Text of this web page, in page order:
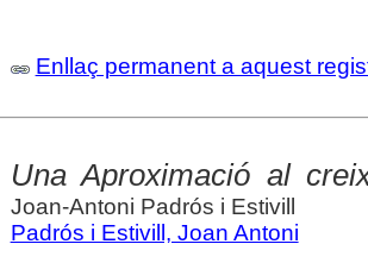
Enllaç permanent a aquest
Una Aproximació al
Joan-Antoni Padrós i Estivill
Padrós i Estivill, Joan Antoni